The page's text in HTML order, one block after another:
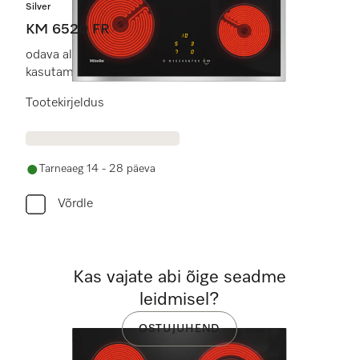
Silver
KM 6520 FR
odava alghinnaga 4 keedualaga mugavaks
kasutamiseks.
Tootekirjeldus
Tarneaeg 14 - 28 päeva
Võrdle
Kas vajate abi õige seadme
leidmisel?
OSTUJUHEND